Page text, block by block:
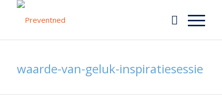
waarde-van-geluk-inspiratiesessie